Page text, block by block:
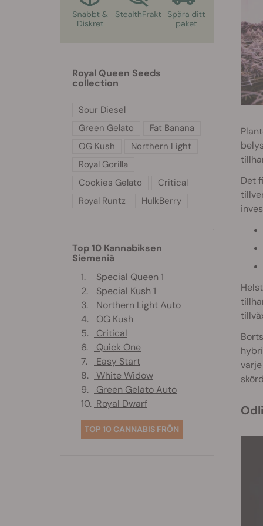
Det
Royal Queen Seeds
collection
Sour Diesel
Green Gelato
Fat Banana
OG Kush
Northern Light
Royal Gorilla
Cookies Gelato
Critical
Royal Runtz
HulkBerry
Top 10 Kannabiksen
Siemeniä
1.
Special Queen 1
2.
Special Kush 1
3.
Northern Light Auto
4.
OG Kush
5.
Critical
6.
Quick One
7.
Easy Start
8.
White Widow
9.
Green Gelato Auto
10. Royal Dwarf
TOP 10 CANNABIS FRÖN